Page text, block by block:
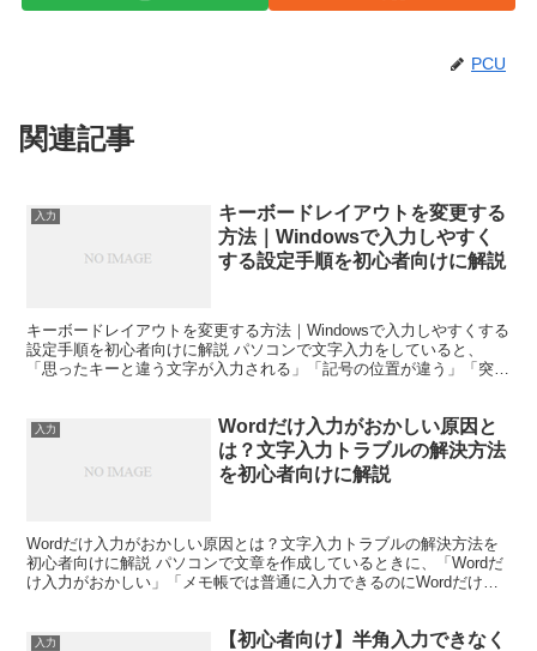
PCU
関連記事
入力
キーボードレイアウトを変更する
方法｜Windowsで入力しやすく
する設定手順を初心者向けに解説
キーボードレイアウトを変更する方法｜Windowsで入力しやすくする
設定手順を初心者向けに解説 パソコンで文字入力をしていると、
「思ったキーと違う文字が入力される」「記号の位置が違う」「突然
入力
Wordだけ入力がおかしい原因と
は？文字入力トラブルの解決方法
を初心者向けに解説
Wordだけ入力がおかしい原因とは？文字入力トラブルの解決方法を
初心者向けに解説 パソコンで文章を作成しているときに、「Wordだ
け入力がおかしい」「メモ帳では普通に入力できるのにWordだけ変
入力
【初心者向け】半角入力できなく